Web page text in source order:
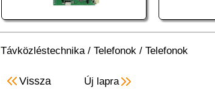
Távközléstechnika/ Telefonok / Telefonok
Vissza Új lapra